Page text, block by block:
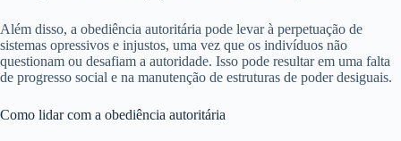
Além disso, a obediência autoritária pode levar à perpetuação de
sistemas opressivos e injustos, uma vez que os indivíduos não
questionam ou desafiam a autoridade. Isso pode resultar em uma falta
de progresso social e na manutenção de estruturas de poder desiguais.
Como lidar com a obediência autoritária